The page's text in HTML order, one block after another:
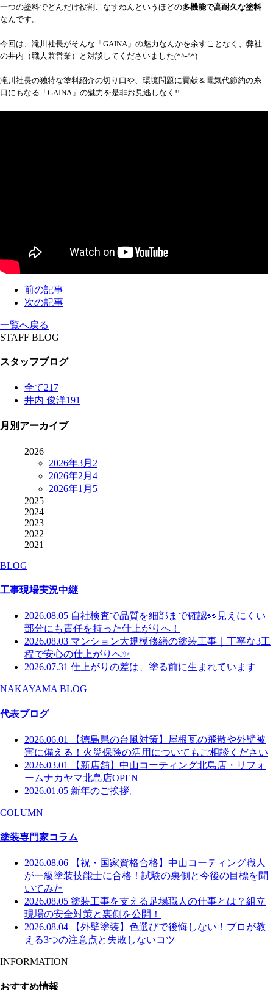
一つの塗料でどんだけ役割こなすねんというほどの多機能で高耐久な塗料
なんです。
今回は、滝川社長がそんな「GAINA」の魅力なんかを余すことなく、弊社
の井内（職人兼営業）と対談してくださいました(*^-^*)
滝川社長の独特な塗料紹介の切り口や、環境問題に貢献＆電気代節約の糸
口にもなる「GAINA」の魅力を是非お見逃しなく!!
前の記事
次の記事
一覧へ戻る
STAFF BLOG
スタッフブログ
全て217
井内 俊洋191
月別アーカイブ
2026
2026年3月 2
2026年2月 4
2026年1月 5
2025
2024
2023
2022
2021
BLOG
工事現場実況中継
2026.08.05 自社検査で品質を細部まで確認👀見えにくい
部分にも責任を持った仕上がりへ！
2026.08.03 マンション大規模修繕の塗装工事｜丁寧な3工
程で安心の仕上がりへ✨
2026.07.31 仕上がりの差は、塗る前に生まれています
NAKAYAMA BLOG
代表ブログ
2026.06.01
【徳島県の台風対策】屋根瓦の飛散や外壁被
害に備える！火災保険の活用についてもご相談ください
2026.03.01
【新店舗】中山コーティング北島店・リフォ
ームナカヤマ北島店OPEN
2026.01.05 新年のご挨拶。
COLUMN
塗装専門家コラム
2026.08.06
【祝・国家資格合格】中山コーティング職人
が一級塗装技能士に合格！試験の裏側と今後の目標を聞
いてみた
2026.08.05 塗装工事を支える足場職人の仕事とは？組立
現場の安全対策と裏側を公開！
2026.08.04
【外壁塗装】色選びで後悔しない！プロが教
える3つの注意点と失敗しないコツ
INFORMATION
おすすめ情報